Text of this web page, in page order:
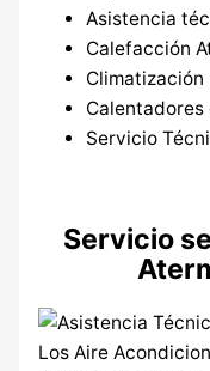
Asistencia
Calefacción
Climatización
Calentadores
Servicio
Servicio
Los Aire